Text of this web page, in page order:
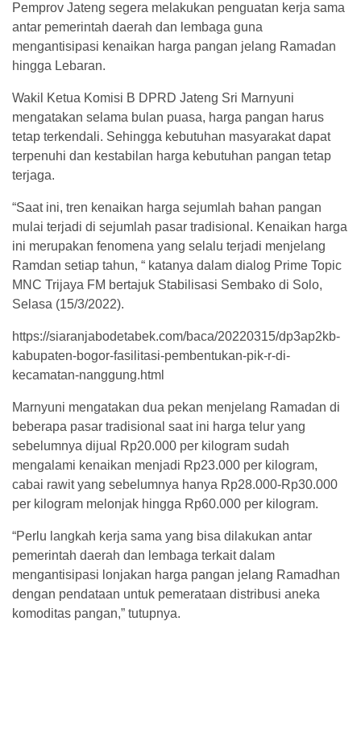
Pemprov Jateng segera melakukan penguatan kerja sama
antar pemerintah daerah dan lembaga guna
mengantisipasi kenaikan harga pangan jelang Ramadan
hingga Lebaran.
Wakil Ketua Komisi B DPRD Jateng Sri Marnyuni
mengatakan selama bulan puasa, harga pangan harus
tetap terkendali. Sehingga kebutuhan masyarakat dapat
terpenuhi dan kestabilan harga kebutuhan pangan tetap
terjaga.
“Saat ini, tren kenaikan harga sejumlah bahan pangan
mulai terjadi di sejumlah pasar tradisional. Kenaikan harga
ini merupakan fenomena yang selalu terjadi menjelang
Ramdan setiap tahun, “ katanya dalam dialog Prime Topic
MNC Trijaya FM bertajuk Stabilisasi Sembako di Solo,
Selasa (15/3/2022).
https://siaranjabodetabek.com/baca/20220315/dp3ap2kb-
kabupaten-bogor-fasilitasi-pembentukan-pik-r-di-
kecamatan-nanggung.html
Marnyuni mengatakan dua pekan menjelang Ramadan di
beberapa pasar tradisional saat ini harga telur yang
sebelumnya dijual Rp20.000 per kilogram sudah
mengalami kenaikan menjadi Rp23.000 per kilogram,
cabai rawit yang sebelumnya hanya Rp28.000-Rp30.000
per kilogram melonjak hingga Rp60.000 per kilogram.
“Perlu langkah kerja sama yang bisa dilakukan antar
pemerintah daerah dan lembaga terkait dalam
mengantisipasi lonjakan harga pangan jelang Ramadhan
dengan pendataan untuk pemerataan distribusi aneka
komoditas pangan,” tutupnya.